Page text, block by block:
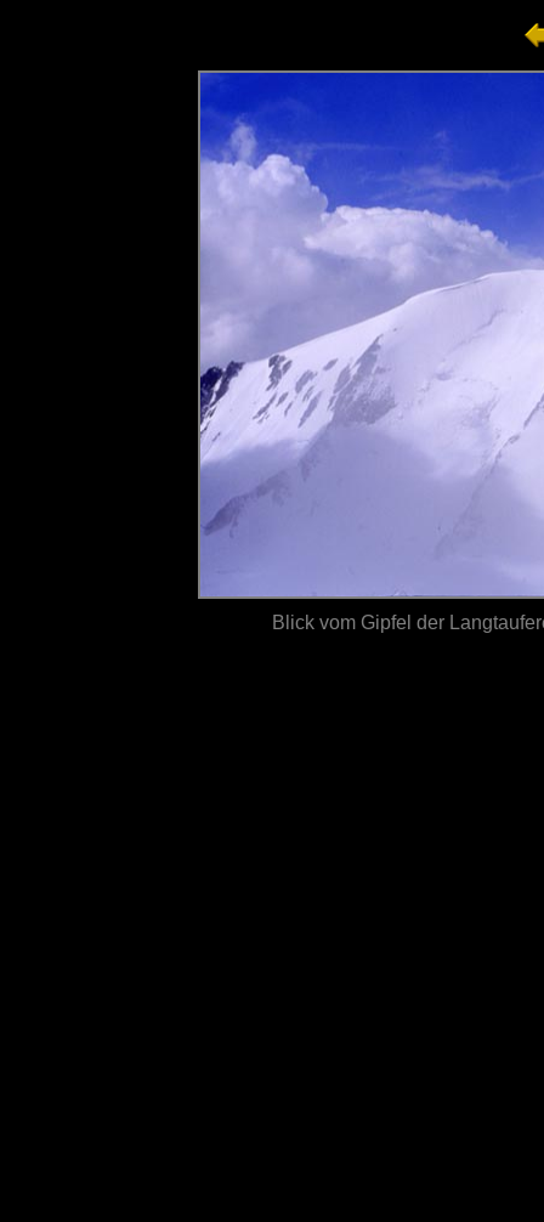
Blick vom Gipfel der